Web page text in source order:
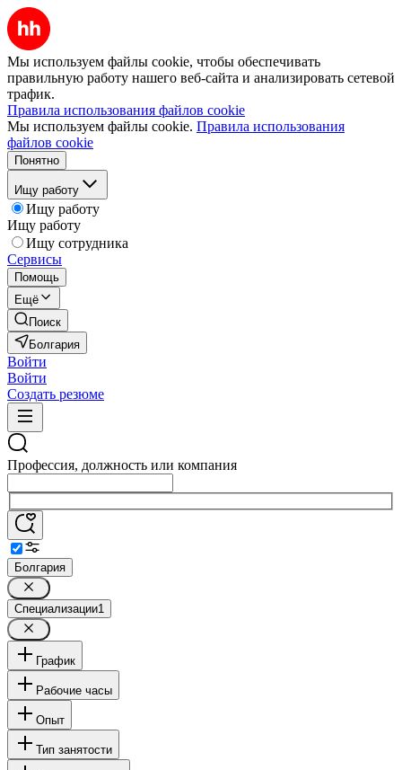
Мы используем файлы cookie, чтобы обеспечивать
правильную работу нашего веб-сайта и анализировать сетевой
трафик.
Правила использования файлов cookie
Мы используем файлы cookie. Правила использования
файлов cookie
Понятно
Ищу работу
Ищу работу
Ищу работу
Ищу сотрудника
Сервисы
Помощь
Ещё
Поиск
Болгария
Войти
Войти
Создать резюме
Профессия, должность или компания
Болгария
Специализации1
График
Рабочие часы
Опыт
Тип занятости